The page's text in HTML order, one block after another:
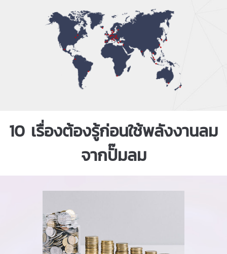
10 เรื่องต้องรู้ก่อนใช้พลังงานลม
จากปั๊มลม